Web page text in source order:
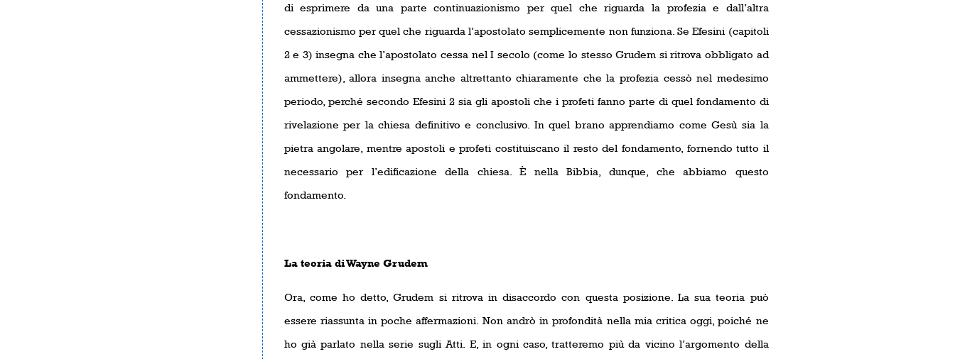
di esprimere da una parte continuazionismo per quel che riguarda la profezia e dall’altra
cessazionismo per quel che riguarda l’apostolato semplicemente non funziona. Se Efesini (capitoli
2 e 3) insegna che l’apostolato cessa nel I secolo (come lo stesso Grudem si ritrova obbligato ad
ammettere), allora insegna anche altrettanto chiaramente che la profezia cessò nel medesimo
periodo, perché secondo Efesini 2 sia gli apostoli che i profeti fanno parte di quel fondamento di
rivelazione per la chiesa definitivo e conclusivo. In quel brano apprendiamo come Gesù sia la
pietra angolare, mentre apostoli e profeti costituiscano il resto del fondamento, fornendo tutto il
necessario per l’edificazione della chiesa. È nella Bibbia, dunque, che abbiamo questo
fondamento.
La teoria di Wayne Grudem
Ora, come ho detto, Grudem si ritrova in disaccordo con questa posizione. La sua teoria può
essere riassunta in poche affermazioni. Non andrò in profondità nella mia critica oggi, poiché ne
ho già parlato nella serie sugli Atti. E, in ogni caso, tratteremo più da vicino l’argomento della